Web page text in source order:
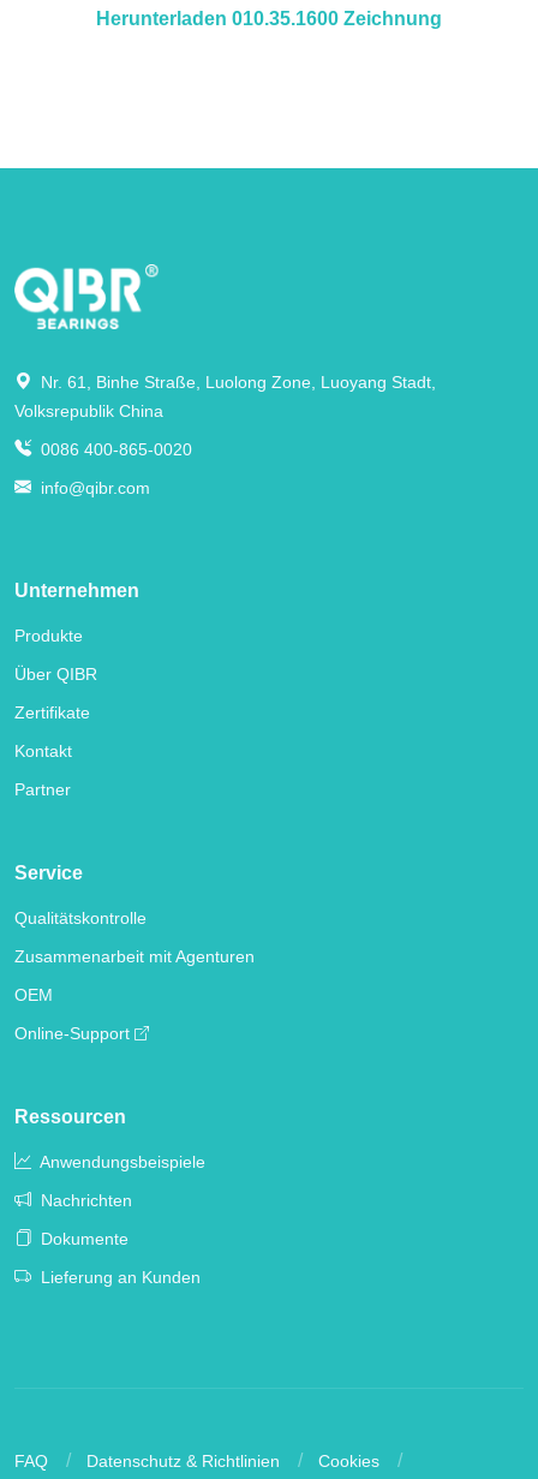
Herunterladen 010.35.1600 Zeichnung
Nr. 61, Binhe Straße, Luolong Zone, Luoyang Stadt,
Volksrepublik China
0086 400-865-0020
info@qibr.com
Unternehmen
Produkte
Über QIBR
Zertifikate
Kontakt
Partner
Service
Qualitätskontrolle
Zusammenarbeit mit Agenturen
OEM
Online-Support
Ressourcen
Anwendungsbeispiele
Nachrichten
Dokumente
Lieferung an Kunden
FAQ Datenschutz & Richtlinien Cookies